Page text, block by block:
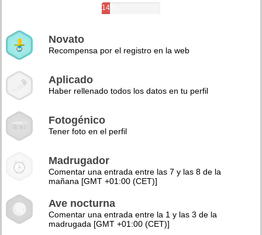
14%
Novato
Recompensa por el registro en la web
Aplicado
Haber rellenado todos los datos en tu perfil
Fotogénico
Tener foto en el perfil
Madrugador
Comentar una entrada entre las 7 y las 8 de la
mañana [GMT +01:00 (CET)]
Ave nocturna
Comentar una entrada entre la 1 y las 3 de la
madrugada [GMT +01:00 (CET)]